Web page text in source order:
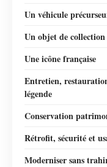
Un véhicule
Un objet de collection
Une icône française
Entretien,
légende
Conservation
Rétrofit, sécurité et
Moderniser sans